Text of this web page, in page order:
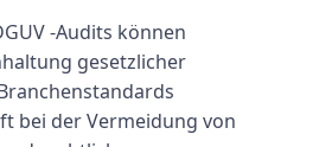
-Audits können
gesetzlicher
bei der Vermeidung von